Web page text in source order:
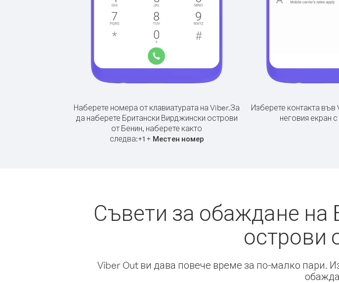
Наберете номера от клавиатурата на Viber.За
да наберете Британски Вирджински острови
от Бенин, наберете както
следва:+1+ Местен номер
Изберете контакта във
неговия екран
Съвети за обаждане
острови
Viber Out ви дава повече време за по-малко пари.